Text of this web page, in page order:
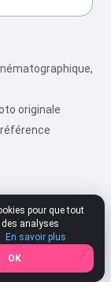
originale
Évaluer
pour que tout
analyses
En savoir plus
OK